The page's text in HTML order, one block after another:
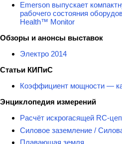
Emerson выпускает
рабочего состояния
Health™ Monitor
Обзоры и анонсы выставок
Электро 2014
Статьи КИПиС
Коэффициент мощности —
Энциклопедия измерений
Расчёт искрогасящей RC-
Силовое заземление /
Плавающая земля